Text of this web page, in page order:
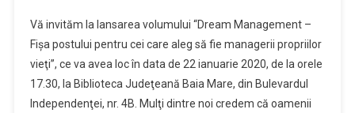
Cărţii
“Dream
Management
–
Fişa
Vă invităm la lansarea volumului “Dream Management –
Fişa postului pentru cei care aleg să fie managerii propriilor
vieţi”, ce va avea loc în data de 22 ianuarie 2020, de la orele
17.30, la Biblioteca Judeţeană Baia Mare, din Bulevardul
Independenţei, nr. 4B. Mulţi dintre noi credem că oamenii